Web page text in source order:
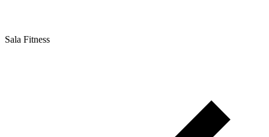
Sala Fitness